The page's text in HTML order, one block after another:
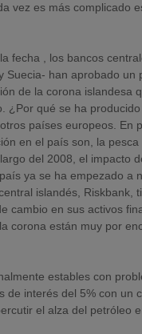
vez es más complicado
fecha , los bancos
Suecia- han aprobado un
de la corona islandesa
¿Por qué se ha
países europeos. En
en el país son, la
del 2008, el impacto
ya se ha empezado a
islandés, Riskbank,
cambio en sus activos
corona están muy por
estables con
de interés del 5% con un
el alza del petróleo